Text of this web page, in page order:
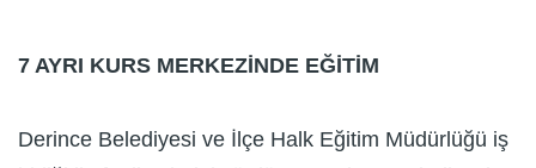
7 AYRI KURS MERKEZİNDE EĞİTİM
Derince Belediyesi ve İlçe Halk Eğitim Müdürlüğü iş